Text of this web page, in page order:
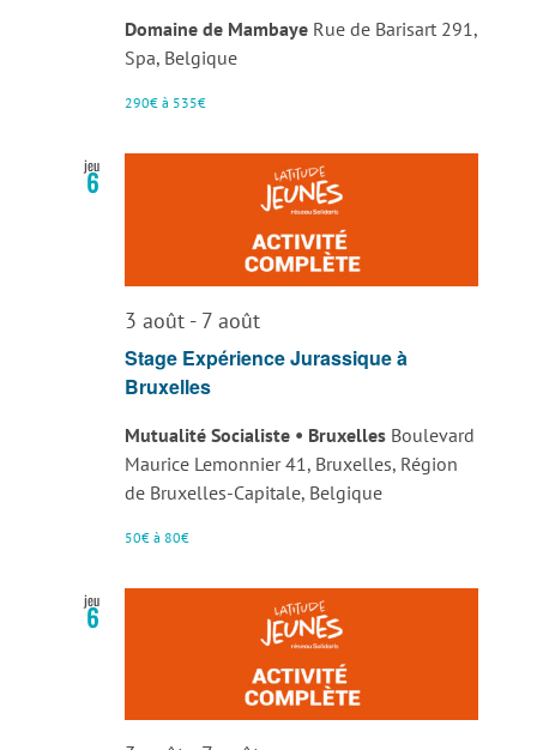
Domaine de Mambaye Rue de Barisart 291,
Spa, Belgique
290€ à 535€
jeu
6
3 août- 7 août
Stage Expérience Jurassique à
Bruxelles
Mutualité Socialiste • Bruxelles Boulevard
Maurice Lemonnier 41, Bruxelles, Région
de Bruxelles-Capitale, Belgique
50€ à 80€
jeu
6